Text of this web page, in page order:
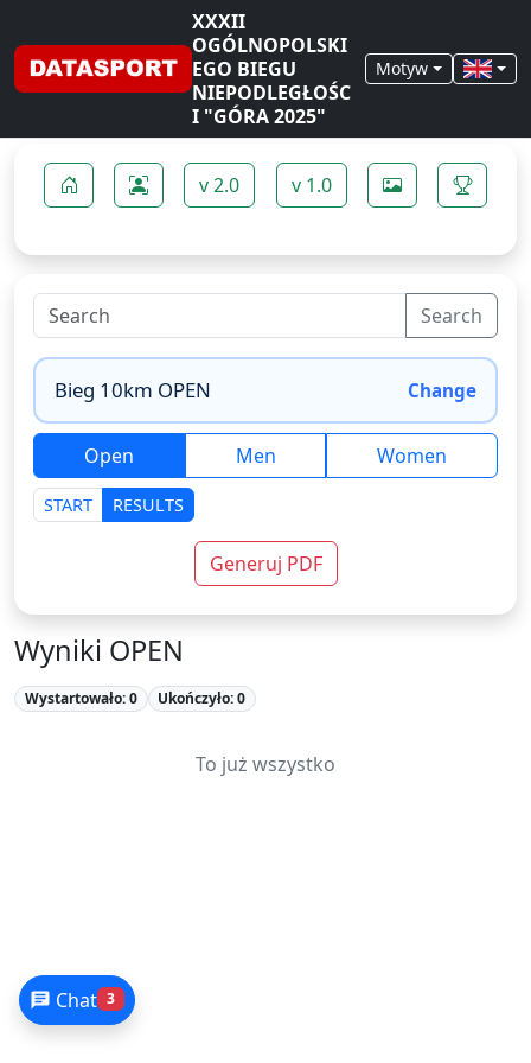
XXXII
OGÓLNOPOLSKI
EGO BIEGU
NIEPODLEGŁOŚC
I "GÓRA 2025"
Motyw
v 2.0 v 1.0
Search
Change
Open Men Women
START RESULTS
Generuj PDF
Wyniki OPEN
Wystartowało: 0 Ukończyło: 0
To już wszystko
Chat 3